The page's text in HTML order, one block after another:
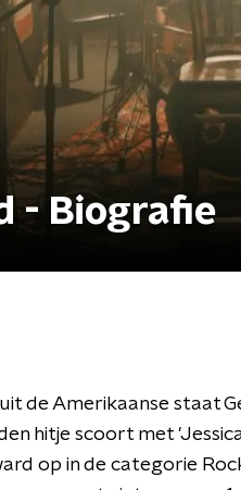
- Biografie
de Amerikaanse staat
hitje scoort met
op in de categorie